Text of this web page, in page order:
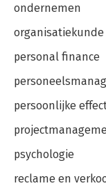
ondernemen
organisatiekunde
personal finance
persoonlijke
psychologie
reclame en